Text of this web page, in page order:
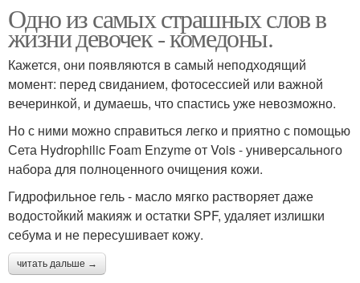
Одно из самых страшных слов в
жизни девочек - комедоны.
Кажется, они появляются в самый неподходящий
момент: перед свиданием, фотосессией или важной
вечеринкой, и думаешь, что спастись уже невозможно.
Но с ними можно справиться легко и приятно с помощью
Сета Hydrophilic Foam Enzyme от Vois - универсального
набора для полноценного очищения кожи.
Гидрофильное гель - масло мягко растворяет даже
водостойкий макияж и остатки SPF, удаляет излишки
себума и не пересушивает кожу.
читать дальше →